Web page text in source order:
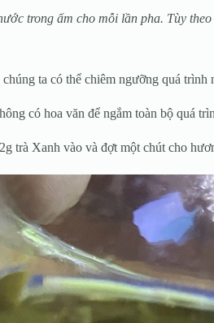
trong ấm cho mỗi lần pha. Tùy
ta có thể chiêm ngưỡng quá
có hoa văn để ngắm toàn bộ quá
trà Xanh vào và đợt một chút cho